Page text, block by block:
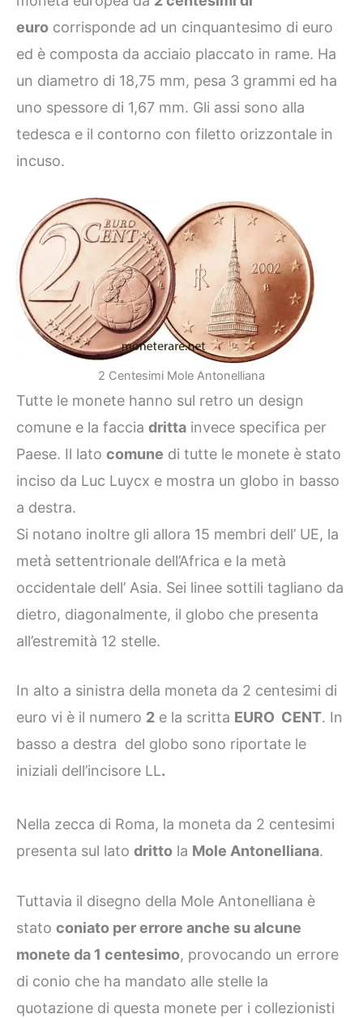
euro corrisponde ad un cinquantesimo di euro
ed è composta da acciaio placcato in rame. Ha
un diametro di 18,75 mm, pesa 3 grammi ed ha
uno spessore di 1,67 mm. Gli assi sono alla
tedesca e il contorno con filetto orizzontale in
incuso.
2 Centesimi Mole Antonelliana
Tutte le monete hanno sul retro un design
comune e la faccia dritta invece specifica per
Paese. Il lato comune di tutte le monete è stato
inciso da Luc Luycx e mostra un globo in basso
a destra.
Si notano inoltre gli allora 15 membri dell’ UE, la
metà settentrionale dell’Africa e la metà
occidentale dell’ Asia. Sei linee sottili tagliano da
dietro, diagonalmente, il globo che presenta
all’estremità 12 stelle.
In alto a sinistra della moneta da 2 centesimi di
euro vi è il numero 2 e la scritta EURO CENT. In
basso a destra del globo sono riportate le
iniziali dell’incisore LL.
Nella zecca di Roma, la moneta da 2 centesimi
presenta sul lato dritto la Mole Antonelliana.
Tuttavia il disegno della Mole Antonelliana è
stato coniato per errore anche su alcune
monete da 1 centesimo, provocando un errore
di conio che ha mandato alle stelle la
quotazione di questa monete per i collezionisti